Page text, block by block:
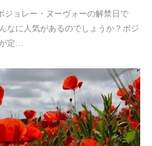
ジョレー・ヌーヴォーの解禁日で
なに人気があるのでしょうか？ボジ
定…